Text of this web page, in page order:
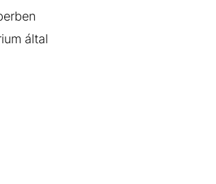
által